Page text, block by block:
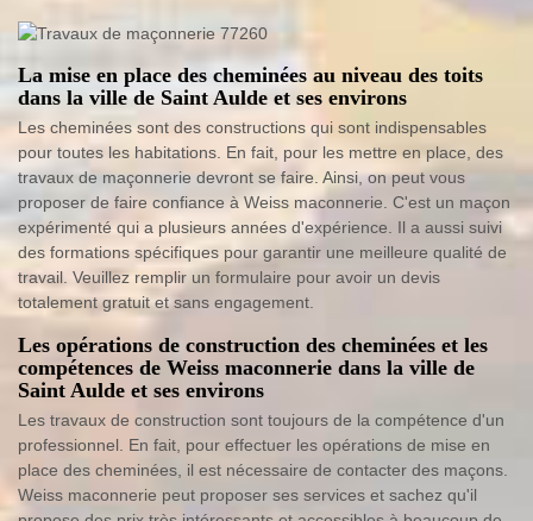
La mise en place des cheminées au niveau des toits
dans la ville de Saint Aulde et ses environs
Les cheminées sont des constructions qui sont indispensables
pour toutes les habitations. En fait, pour les mettre en place, des
travaux de maçonnerie devront se faire. Ainsi, on peut vous
proposer de faire confiance à Weiss maconnerie. C'est un maçon
expérimenté qui a plusieurs années d'expérience. Il a aussi suivi
des formations spécifiques pour garantir une meilleure qualité de
travail. Veuillez remplir un formulaire pour avoir un devis
totalement gratuit et sans engagement.
Les opérations de construction des cheminées et les
compétences de Weiss maconnerie dans la ville de
Saint Aulde et ses environs
Les travaux de construction sont toujours de la compétence d'un
professionnel. En fait, pour effectuer les opérations de mise en
place des cheminées, il est nécessaire de contacter des maçons.
Weiss maconnerie peut proposer ses services et sachez qu'il